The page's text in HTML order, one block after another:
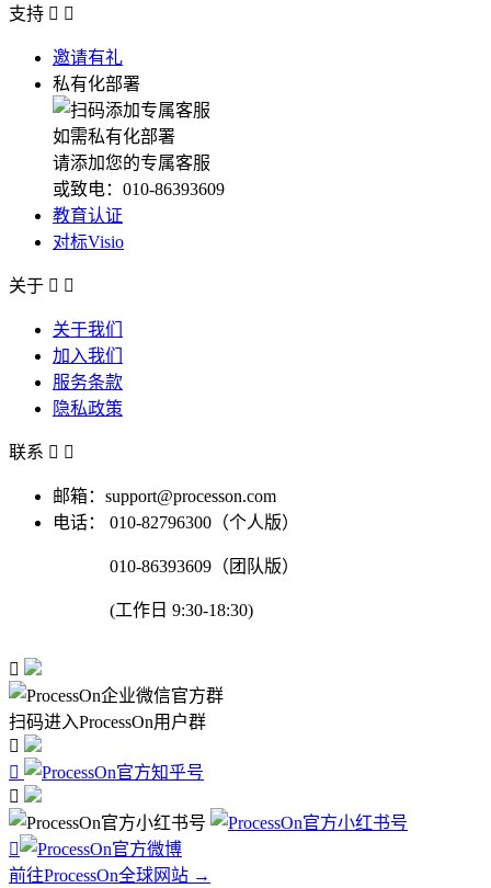
支持  
邀请有礼
私有化部署
如需私有化部署
请添加您的专属客服
或致电：010-86393609
教育认证
对标Visio
关于  
关于我们
加入我们
服务条款
隐私政策
联系  
邮箱：support@processon.com
电话：
010-82796300（个人版）
010-86393609（团队版）
(工作日 9:30-18:30)

扫码进入ProcessOn用户群




前往ProcessOn全球网站 →